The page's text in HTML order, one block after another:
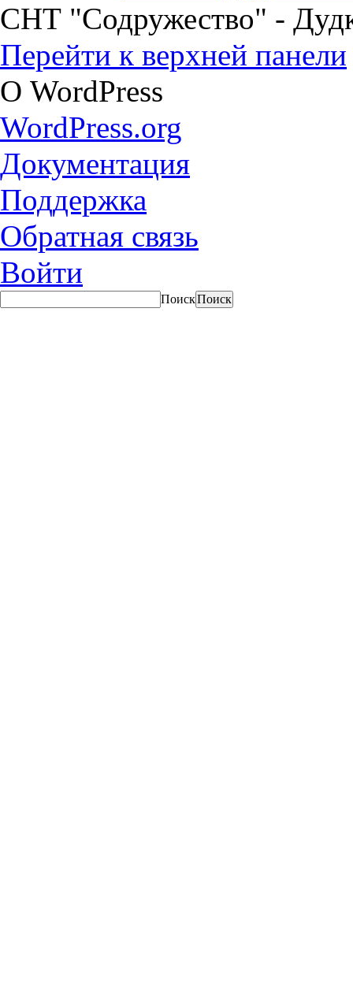
СНТ "Содружество" -
Перейти к верхней панели
О WordPress
WordPress.org
Документация
Поддержка
Обратная связь
Войти
Поиск